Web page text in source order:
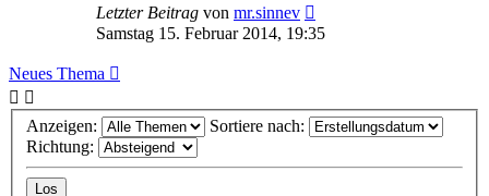
Letzter Beitrag von mr.sinnev
Samstag 15. Februar 2014, 19:35
Neues Thema
Anzeigen:
Sortiere nach:
Richtung: